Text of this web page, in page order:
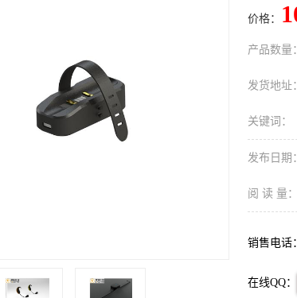
价格：
产品数量：
发货地址：
关键词：
发布日期：
阅 读 量：
销售电话：
在线QQ：